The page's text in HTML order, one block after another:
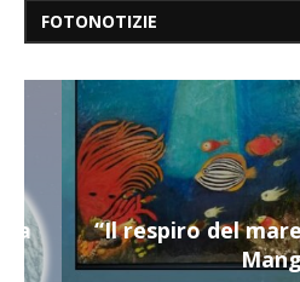
FOTONOTIZIE
“Il respiro del